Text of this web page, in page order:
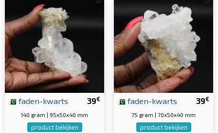
39€
faden-kwarts
140 gram | 95x50x40 mm
product bekijken
39€
faden-kwarts
75 gram | 70x50x40 mm
product bekijken